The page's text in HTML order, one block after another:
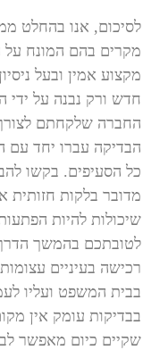
לסיכום, אנו בהחלט
מקרים בהם המונח על
מקצוע אמין ובעל
חדש ורק נבנה על ידי
החברה שלקחתם
הבדיקה עברו יחד
כל הסעיפים. בקשו
מדובר בלקות חזותית
שיכולות להיות
לטובתכם בהמשך
רכישה בעיניים
בבית המשפט ועליו
בבדיקות עומק אין
שקיים כיום מאפשר